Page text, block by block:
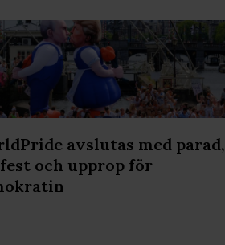
avslutas med parad,
och upprop för